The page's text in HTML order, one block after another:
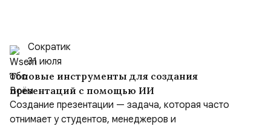
Сократик
31 июля
Топовые инструменты для создания
презентаций с помощью ИИ
Создание презентации — задача, которая часто
отнимает у студентов, менеджеров и